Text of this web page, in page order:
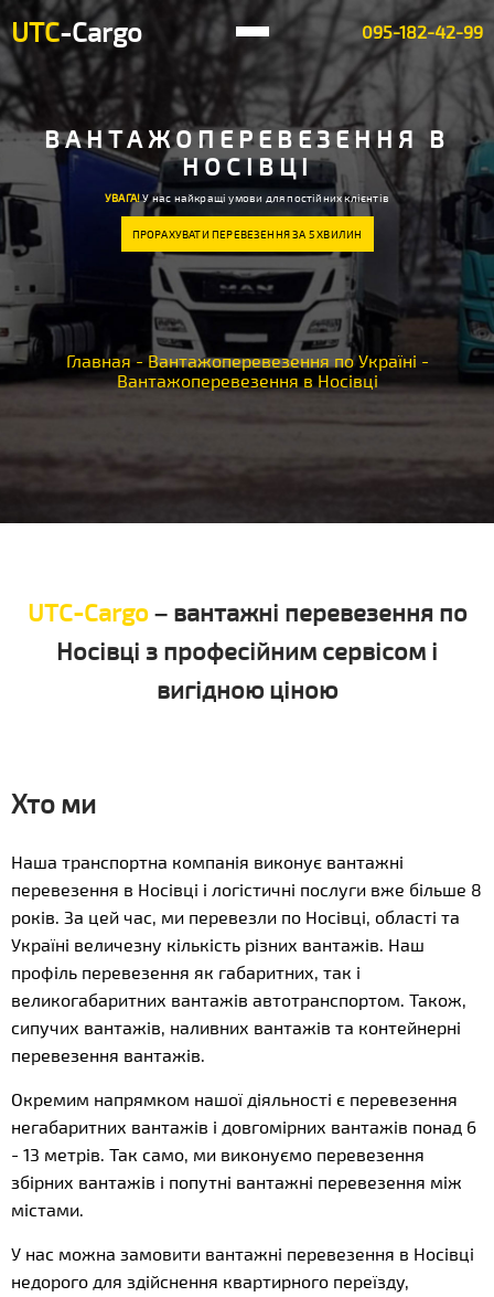
UTC-Cargo 095-182-42-99
ВАНТАЖОПЕРЕВЕЗЕННЯ В
НОСІВЦІ
УВАГА!У нас найкращі умови для постійних клієнтів
ПРОРАХУВАТИ ПЕРЕВЕЗЕННЯ ЗА 5 ХВИЛИН
Главная - Вантажоперевезення по Україні -
Вантажоперевезення в Носівці
UTC-Cargo– вантажні перевезення по
Носівці з професійним сервісом і
вигідною ціною
Хто ми
Наша транспортна компанія виконує вантажні
перевезення в Носівці і логістичні послуги вже більше 8
років. За цей час, ми перевезли по Носівці, області та
Україні величезну кількість різних вантажів. Наш
профіль перевезення як габаритних, так і
великогабаритних вантажів автотранспортом. Також,
сипучих вантажів, наливних вантажів та контейнерні
перевезення вантажів.
Окремим напрямком нашої діяльності є перевезення
негабаритних вантажів і довгомірних вантажів понад 6
- 13 метрів. Так само, ми виконуємо перевезення
збірних вантажів і попутні вантажні перевезення між
містами.
У нас можна замовити вантажні перевезення в Носівці
недорого для здійснення квартирного переїзду,